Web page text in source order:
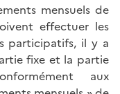
mensuels de
effectuer les
participatifs, il y a
fixe et la partie
aux